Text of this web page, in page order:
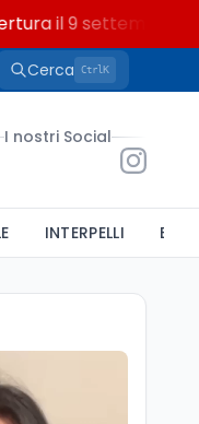
9 settembre tra
Cerca CtrlK
I nostri Social
INTERPELLI